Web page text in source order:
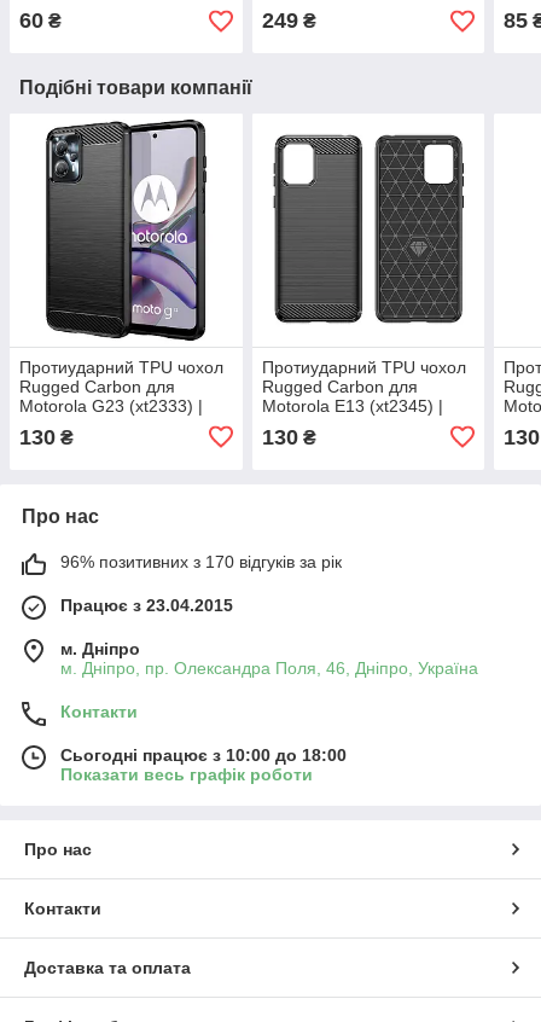
антибактеріальна пудра
для ніг та взуття
60 ₴
1 м | синій
249₴ 85
Подібні товари компанії
Протиударний TPU чохол
Rugged Carbon для
Motorola G23 (xt2333) |
130 ₴
Протиударний TPU чохол
Rugged Carbon для
Motorola E13 (xt2345) |
130₴ 130
Про нас
96% позитивних з 170 відгуків за рік
Працює з 23.04.2015
м. Дніпро
м. Дніпро, пр. Олександра Поля, 46, Дніпро, Україна
Контакти
Сьогодні працює з 10:00 до 18:00
Показати весь графік роботи
Про нас
Контакти
Доставка та оплата